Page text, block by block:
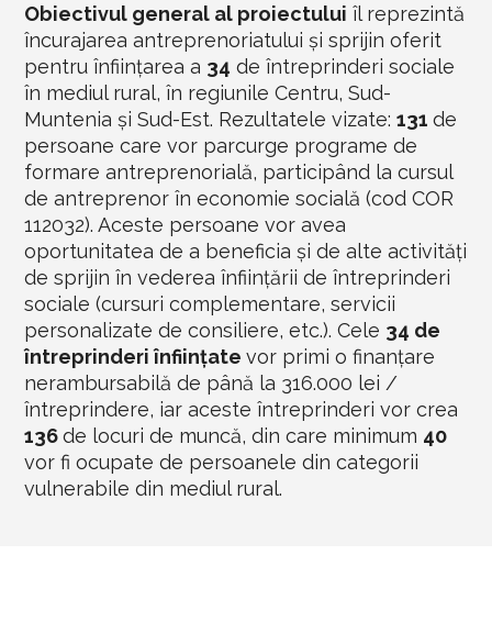
Obiectivul general al proiectului îl reprezintă
încurajarea antreprenoriatului și sprijin oferit
pentru înființarea a 34 de întreprinderi sociale
în mediul rural, în regiunile Centru, Sud-
Muntenia și Sud-Est. Rezultatele vizate:131de
persoane care vor parcurge programe de
formare antreprenorială, participând la cursul
de antreprenor în economie socială (cod COR
112032). Aceste persoane vor avea
oportunitatea de a beneficia și de alte activități
de sprijin în vederea înființării de întreprinderi
sociale (cursuri complementare, servicii
personalizate de consiliere, etc.). Cele 34 de
întreprinderi înființatevor primi o finanțare
nerambursabilă de până la 316.000 lei /
întreprindere, iar aceste întreprinderi vor crea
136de locuri de muncă, din care minimum 40
vor fi ocupate de persoanele din categorii
vulnerabile din mediul rural.